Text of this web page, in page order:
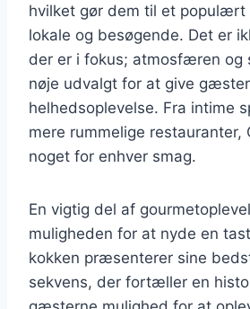
hvilket gør dem til et populært
lokale og besøgende. Det er
der er i fokus; atmosfæren og
nøje udvalgt for at give
helhedsoplevelse. Fra intime
mere rummelige restauranter,
noget for enhver smag.
En vigtig del af
muligheden for at nyde en
kokken præsenterer sine
sekvens, der fortæller en